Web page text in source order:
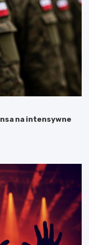
na intensywne